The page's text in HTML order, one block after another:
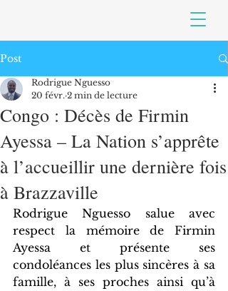
Post
Congo : Décès de Firmin
Ayessa – La Nation s’apprête
à l’accueillir une dernière fois
à Brazzaville
Rodrigue Nguesso
20 févr. 2 min de lecture
Rodrigue Nguesso salue avec
respect la mémoire de Firmin
Ayessa et présente ses
condoléances les plus sincères à sa
famille, à ses proches ainsi qu’à